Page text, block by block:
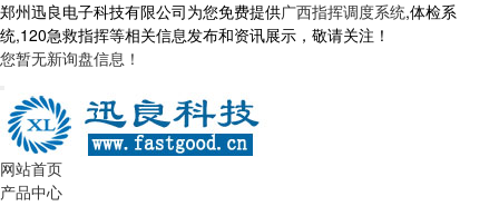
郑州迅良电子科技有限公司为您免费提供广西指挥调度系统,体检系
统,120急救指挥等相关信息发布和资讯展示，敬请关注！
您暂无新询盘信息！
网站首页
产品中心